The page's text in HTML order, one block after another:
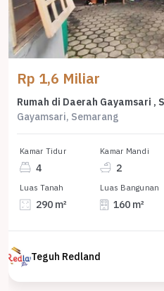
Rp 1,6 Miliar
Rumah di Daerah Gayamsari ,
Gayamsari, Semarang
Kamar Tidur
4
Kamar Mandi
2
Luas Tanah
290 m²
Luas Bangunan
160 m²
Teguh Redland